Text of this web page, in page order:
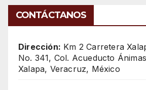
CONTÁCTANOS
Dirección: Km 2 Carretera
No. 341, Col. Acueducto
Xalapa, Veracruz, México